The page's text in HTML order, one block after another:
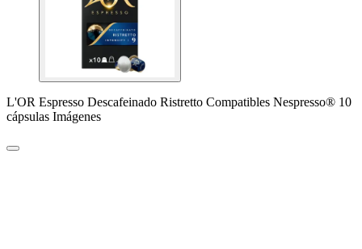
L'OR Espresso Descafeinado Ristretto Compatibles Nespresso® 10
cápsulas Imágenes